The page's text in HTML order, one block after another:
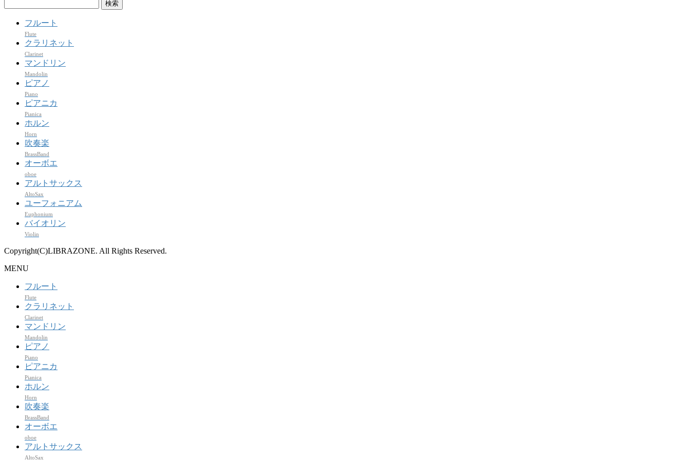
フルート
Flute
クラリネット
Clarinet
マンドリン
Mandolin
ピアノ
Piano
ピアニカ
Pianica
ホルン
Horn
吹奏楽
BrassBand
オーボエ
oboe
アルトサックス
AltoSax
ユーフォニアム
Euphonium
バイオリン
Violin
Copyright(C)LIBRAZONE. All Rights Reserved.
MENU
フルート
Flute
クラリネット
Clarinet
マンドリン
Mandolin
ピアノ
Piano
ピアニカ
Pianica
ホルン
Horn
吹奏楽
BrassBand
オーボエ
oboe
アルトサックス
AltoSax